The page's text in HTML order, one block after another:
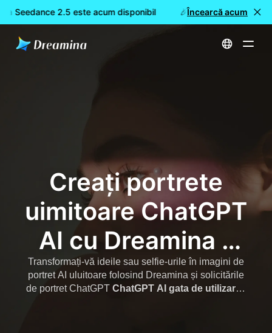
Seedance 2.5 este acum disponibil 🎉 Model nou LIVE:
Încearcă acum
Acasă
Creați portrete
uimitoare ChatGPT
AI cu Dreamina -
Prompturi
cinematografice,
Transformați-vă ideile sau selfie-urile în imagini de
portret AI uluitoare folosind Dreamina și solicitările
de portret ChatGPT ChatGPT AI gata de utilizare.